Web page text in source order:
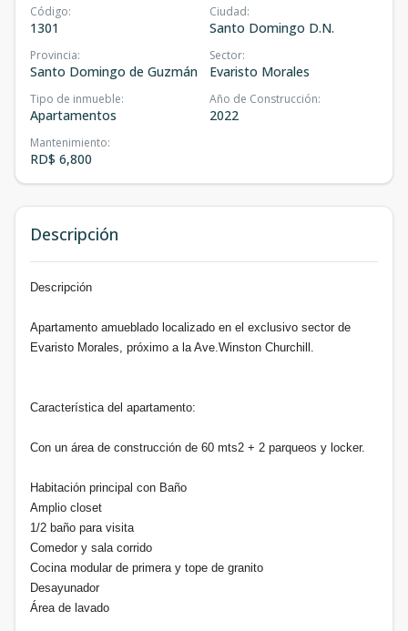
Código:
1301
Ciudad:
Santo Domingo D.N.
Provincia:
Santo Domingo de Guzmán
Sector:
Evaristo Morales
Tipo de inmueble:
Apartamentos
Año de Construcción:
2022
Mantenimiento:
RD$ 6,800
Descripción
Descripción
Apartamento amueblado localizado en el exclusivo sector de
Evaristo Morales, próximo a la Ave.Winston Churchill.
Característica del apartamento:
Con un área de construcción de 60 mts2 + 2 parqueos y locker.
Habitación principal con Baño
Amplio closet
1/2 baño para visita
Comedor y sala corrido
Cocina modular de primera y tope de granito
Desayunador
Área de lavado